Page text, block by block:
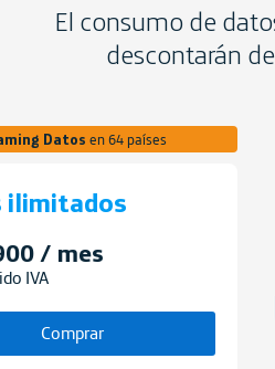
El consumo de
descontarán
Datos en 64 países
ilimitados
/ mes
IVA
Comprar